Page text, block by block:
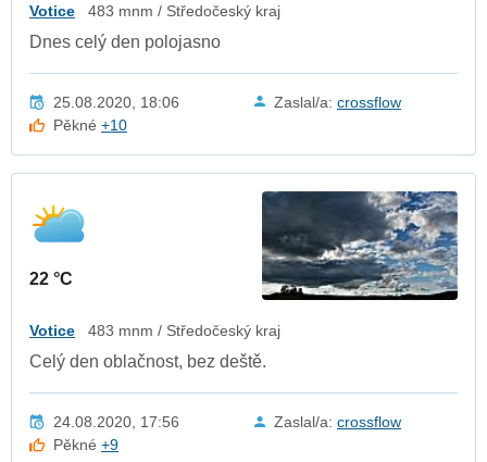
Votice 483 mnm / Středočeský kraj
Dnes celý den polojasno
25.08.2020, 18:06 Zaslal/a: crossflow
Pěkné+10
22 °C
Votice 483 mnm / Středočeský kraj
Celý den oblačnost, bez deště.
24.08.2020, 17:56 Zaslal/a: crossflow
Pěkné+9